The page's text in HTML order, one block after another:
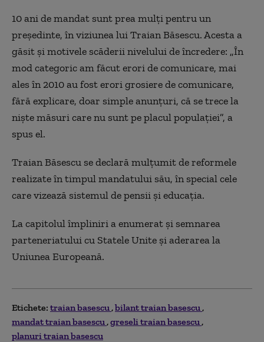
10 ani de mandat sunt prea mulţi pentru un
preşedinte, în viziunea lui Traian Băsescu. Acesta a
găsit şi motivele scăderii nivelului de încredere: „În
mod categoric am făcut erori de comunicare, mai
ales în 2010 au fost erori grosiere de comunicare,
fără explicare, doar simple anunțuri, că se trece la
niște măsuri care nu sunt pe placul populației”, a
spus el.
Traian Băsescu se declară mulţumit de reformele
realizate în timpul mandatului său, în special cele
care vizează sistemul de pensii şi educaţia.
La capitolul împliniri a enumerat şi semnarea
parteneriatului cu Statele Unite şi aderarea la
Uniunea Europeană.
Etichete: traian basescu bilant traian basescu
mandat traian basescu greseli traian basescu
planuri traian basescu